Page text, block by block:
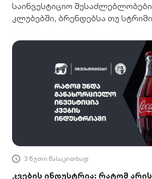
საინვესტიციო
კლუბებში, ბრენდებსა თუ
3 წუთი წასაკითხად
კვების ინდუსტრია: რატომ